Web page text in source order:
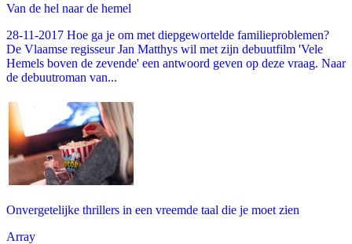
Van de hel naar de hemel
28-11-2017 Hoe ga je om met diepgewortelde familieproblemen?
De Vlaamse regisseur Jan Matthys wil met zijn debuutfilm 'Vele
Hemels boven de zevende' een antwoord geven op deze vraag. Naar
de debuutroman van...
Onvergetelijke thrillers in een vreemde taal die je moet zien
Array